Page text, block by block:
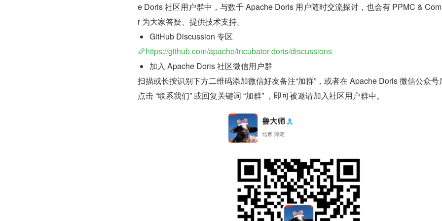
e Doris 社区用户群中，与数千 Apache Doris 用户随时交流探讨，也会有 PPMC &
r 为大家答疑、提供技术支持。
GitHub Discussion 专区
https://github.com/apache/incubator-doris/discussions
加入 Apache Doris 社区微信用户群
扫描或长按识别下方二维码添加微信好友备注“加群”，或者在 Apache Doris 微信公众号
点击 “联系我们” 或回复关键词 “加群” ，即可被邀请加入社区用户群中。